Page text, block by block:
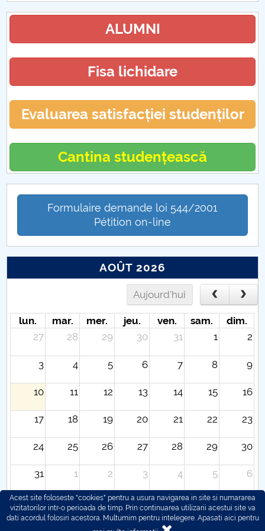
ALUMNI
Fisa lichidare
Evaluarea satisfacției studenților
Cantina studențească
Formulaire demande loi 544/2001
Pétition on-line
AOÛT 2026
Aujourd'hui
lun. mar. mer. jeu. ven. sam.
dim.
27
28 29 30 31 1 2
3 4 5 6 7 8 9
10 11 12 13 14 15 16
17 18 19 20 21 22 23
24 25 26 27 28 29 30
31 1 2 3 4 5 6
Acest site foloseste "cookies" pentru a usura navigarea in site si numararea
vizitatorilor intr-o perioada de timp. Prin continuarea utilizarii acestui site va
dati acordul folosiri acestora. Multumim pentru intelegere. Apasati aici pentru